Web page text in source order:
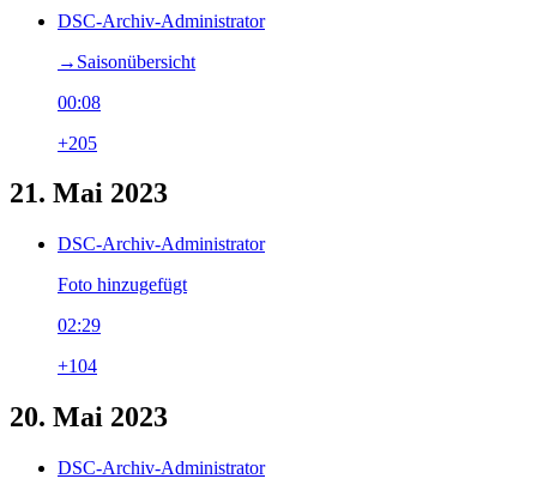
DSC-Archiv-Administrator
→‎Saisonübersicht
00:08
+205
21. Mai 2023
DSC-Archiv-Administrator
Foto hinzugefügt
02:29
+104
20. Mai 2023
DSC-Archiv-Administrator